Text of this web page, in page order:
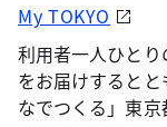
My TOKYO
利用者一人ひと
をお届けすると
なでつくる」東京